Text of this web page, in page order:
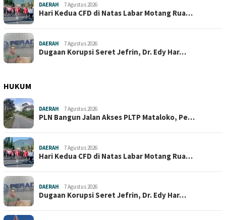
DAERAH 7 Agustus 2026
Hari Kedua CFD di Natas Labar Motang Rua…
DAERAH 7 Agustus 2026
Dugaan Korupsi Seret Jefrin, Dr. Edy Har…
HUKUM
DAERAH 7 Agustus 2026
PLN Bangun Jalan Akses PLTP Mataloko, Pe…
DAERAH 7 Agustus 2026
Hari Kedua CFD di Natas Labar Motang Rua…
DAERAH 7 Agustus 2026
Dugaan Korupsi Seret Jefrin, Dr. Edy Har…